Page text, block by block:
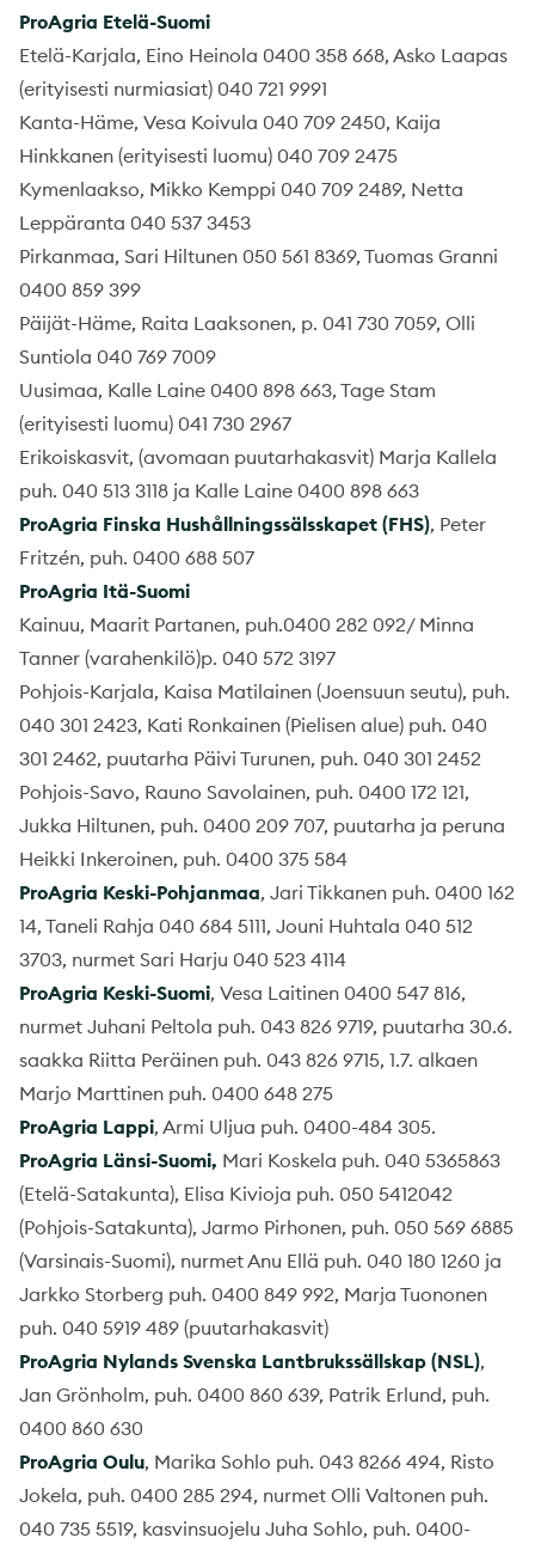
ProAgria Etelä-Suomi
Etelä-Karjala, Eino Heinola 0400 358 668, Asko Laapas
(erityisesti nurmiasiat) 040 721 9991
Kanta-Häme, Vesa Koivula 040 709 2450, Kaija
Hinkkanen (erityisesti luomu) 040 709 2475
Kymenlaakso, Mikko Kemppi 040 709 2489, Netta
Leppäranta 040 537 3453
Pirkanmaa, Sari Hiltunen 050 561 8369, Tuomas Granni
0400 859 399
Päijät-Häme, Raita Laaksonen, p. 041 730 7059, Olli
Suntiola 040 769 7009
Uusimaa, Kalle Laine 0400 898 663, Tage Stam
(erityisesti luomu) 041 730 2967
Erikoiskasvit, (avomaan puutarhakasvit) Marja Kallela
puh. 040 513 3118 ja Kalle Laine 0400 898 663
ProAgria Finska Hushållningssälsskapet (FHS), Peter
Fritzén, puh. 0400 688 507
ProAgria Itä-Suomi
Kainuu, Maarit Partanen, puh.0400 282 092/ Minna
Tanner (varahenkilö)p. 040 572 3197
Pohjois-Karjala, Kaisa Matilainen (Joensuun seutu), puh.
040 301 2423, Kati Ronkainen (Pielisen alue) puh. 040
301 2462, puutarha Päivi Turunen, puh. 040 301 2452
Pohjois-Savo, Rauno Savolainen, puh. 0400 172 121,
Jukka Hiltunen, puh. 0400 209 707, puutarha ja peruna
Heikki Inkeroinen, puh. 0400 375 584
ProAgria Keski-Pohjanmaa, Jari Tikkanen puh. 0400 162
14, Taneli Rahja 040 684 5111, Jouni Huhtala 040 512
3703, nurmet Sari Harju 040 523 4114
ProAgria Keski-Suomi, Vesa Laitinen 0400 547 816,
nurmet Juhani Peltola puh. 043 826 9719, puutarha 30.6.
saakka Riitta Peräinen puh. 043 826 9715, 1.7. alkaen
Marjo Marttinen puh. 0400 648 275
ProAgria Lappi, Armi Uljua puh. 0400-484 305.
ProAgria Länsi-Suomi, Mari Koskela puh. 040 5365863
(Etelä-Satakunta), Elisa Kivioja puh. 050 5412042
(Pohjois-Satakunta), Jarmo Pirhonen, puh. 050 569 6885
(Varsinais-Suomi), nurmet Anu Ellä puh. 040 180 1260 ja
Jarkko Storberg puh. 0400 849 992, Marja Tuononen
puh. 040 5919 489 (puutarhakasvit)
ProAgria Nylands Svenska Lantbrukssällskap (NSL),
Jan Grönholm, puh. 0400 860 639, Patrik Erlund, puh.
0400 860 630
ProAgria Oulu, Marika Sohlo puh. 043 8266 494, Risto
Jokela, puh. 0400 285 294, nurmet Olli Valtonen puh.
040 735 5519, kasvinsuojelu Juha Sohlo, puh. 0400-